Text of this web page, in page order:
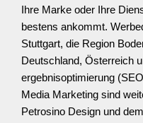
Ihre Marke oder Ihre
bestens ankommt.
Stuttgart, die Region
Deutschland, Österreich
ergebnis­­optimierung
Media Marketing sind
Petrosino Design und